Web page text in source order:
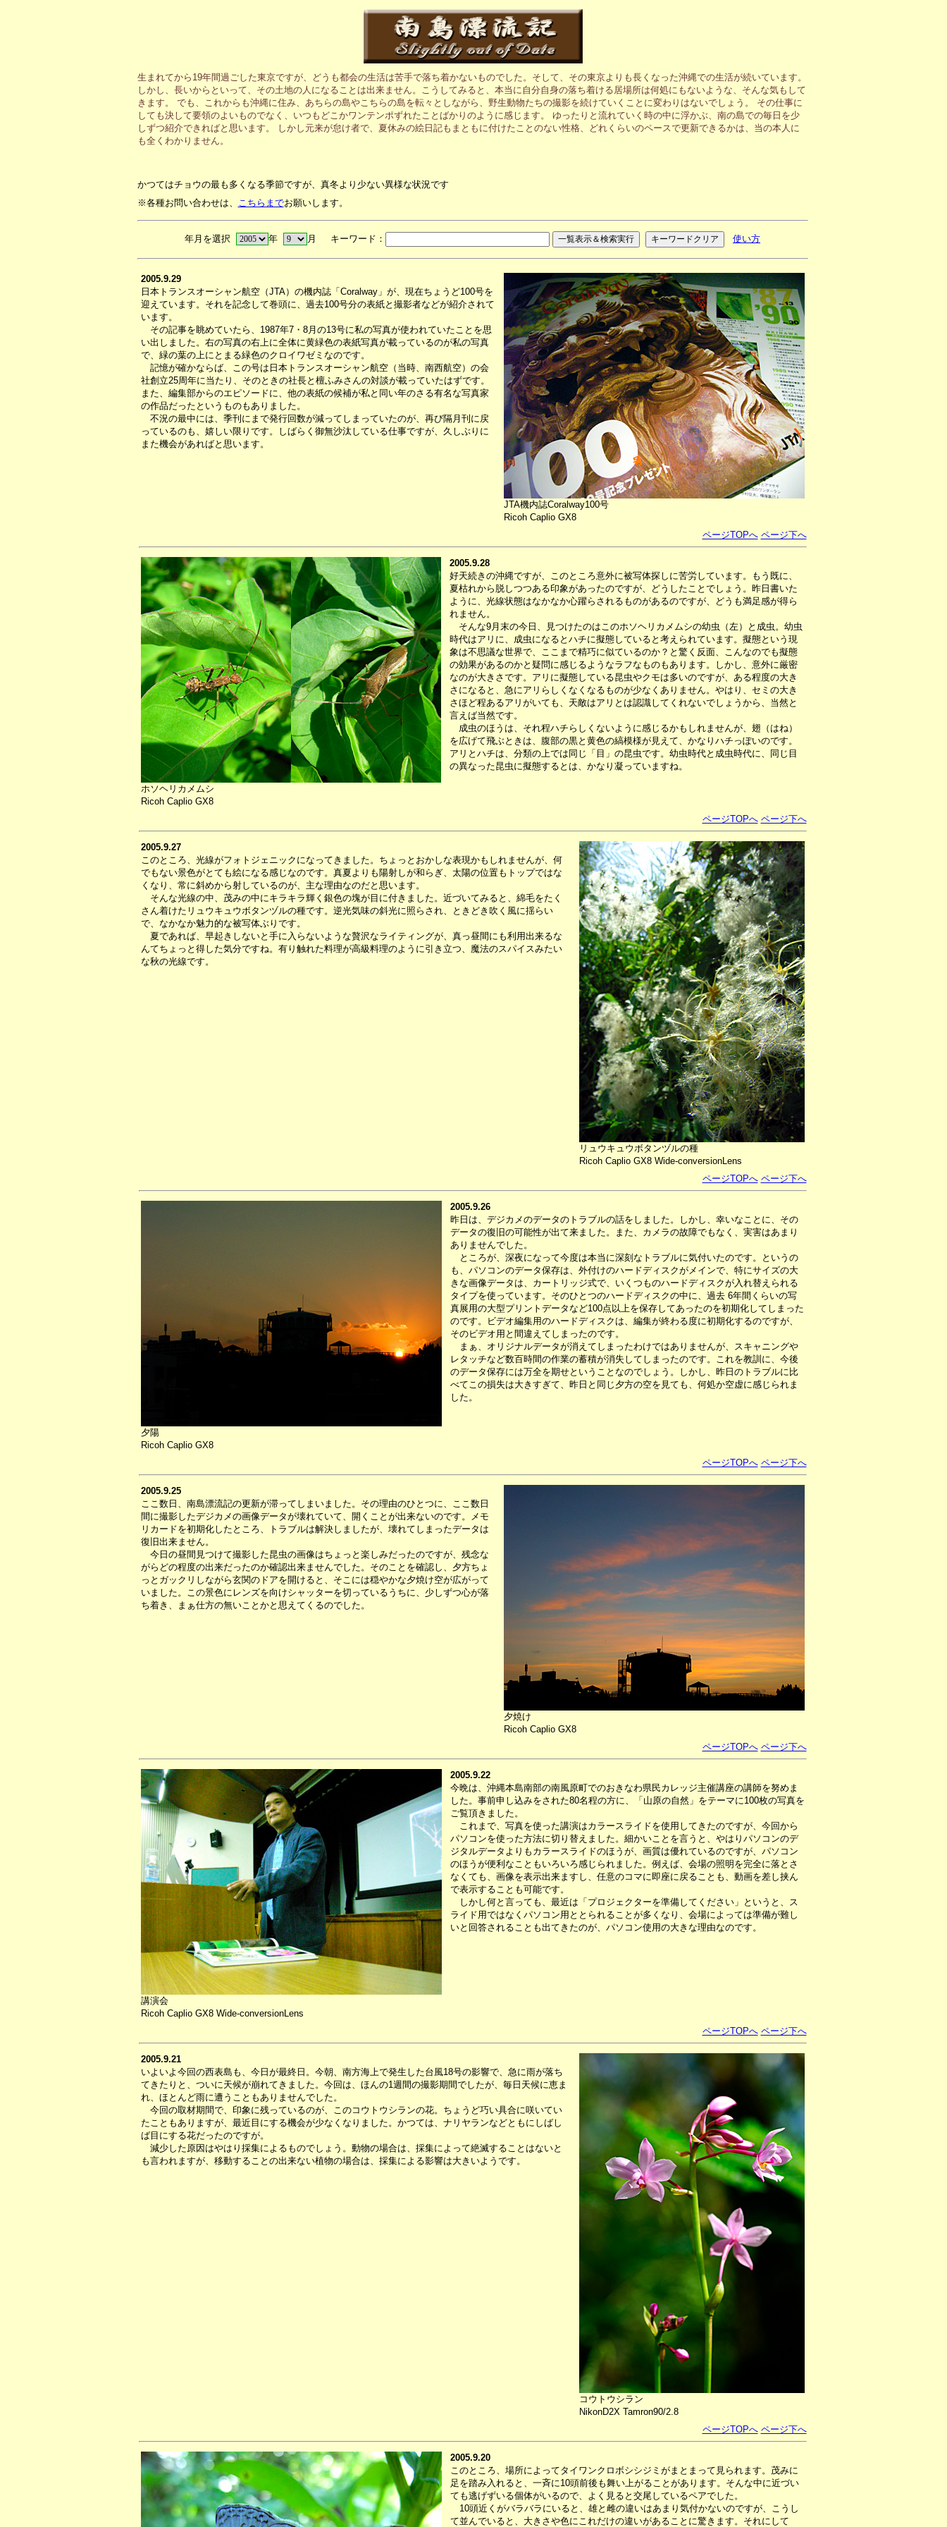
生まれてから19年間過ごした東京ですが、どうも都会の生活は苦手で落ち着かないものでした。そして、その東京よりも長くなった沖縄での生活が続いています。
しかし、長いからといって、その土地の人になることは出来ません。こうしてみると、本当に自分自身の落ち着ける居場所は何処にもないような、そんな気もして
きます。 でも、これからも沖縄に住み、あちらの島やこちらの島を転々としながら、野生動物たちの撮影を続けていくことに変わりはないでしょう。 その仕事に
しても決して要領のよいものでなく、いつもどこかワンテンポずれたことばかりのように感じます。 ゆったりと流れていく時の中に浮かぶ、南の島での毎日を少
しずつ紹介できればと思います。 しかし元来が怠け者で、夏休みの絵日記もまともに付けたことのない性格、どれくらいのペースで更新できるかは、当の本人に
も全くわかりません。
かつてはチョウの最も多くなる季節ですが、真冬より少ない異様な状況です
※各種お問い合わせは、 こちらまでお願いします。
年月を選択 年 月 キーワード： 使い方
2005.9.29
日本トランスオーシャン航空（JTA）の機内誌「Coralway」が、現在ちょうど100号を
迎えています。それを記念して巻頭に、過去100号分の表紙と撮影者などが紹介されて
います。
その記事を眺めていたら、1987年7・8月の13号に私の写真が使われていたことを思
い出しました。右の写真の右上に全体に黄緑色の表紙写真が載っているのが私の写真
で、緑の葉の上にとまる緑色のクロイワゼミなのです。
記憶が確かならば、この号は日本トランスオーシャン航空（当時、南西航空）の会
社創立25周年に当たり、そのときの社長と檀ふみさんの対談が載っていたはずです。
また、編集部からのエピソードに、他の表紙の候補が私と同い年のさる有名な写真家
の作品だったというものもありました。
不況の最中には、季刊にまで発行回数が減ってしまっていたのが、再び隔月刊に戻
っているのも、嬉しい限りです。しばらく御無沙汰している仕事ですが、久しぶりに
また機会があればと思います。
JTA機内誌Coralway100号
Ricoh Caplio GX8
ページTOPへ ページ下へ
ホソヘリカメムシ
Ricoh Caplio GX8
2005.9.28
好天続きの沖縄ですが、このところ意外に被写体探しに苦労しています。もう既に、
夏枯れから脱しつつある印象があったのですが、どうしたことでしょう。昨日書いた
ように、光線状態はなかなか心躍らされるものがあるのですが、どうも満足感が得ら
れません。
そんな9月末の今日、見つけたのはこのホソヘリカメムシの幼虫（左）と成虫。幼虫
時代はアリに、成虫になるとハチに擬態していると考えられています。擬態という現
象は不思議な世界で、ここまで精巧に似ているのか？と驚く反面、こんなのでも擬態
の効果があるのかと疑問に感じるようなラフなものもあります。しかし、意外に厳密
なのが大きさです。アリに擬態している昆虫やクモは多いのですが、ある程度の大き
さになると、急にアリらしくなくなるものが少なくありません。やはり、セミの大き
さほど程あるアリがいても、天敵はアリとは認識してくれないでしょうから、当然と
言えば当然です。
成虫のほうは、それ程ハチらしくないように感じるかもしれませんが、翅（はね）
を広げて飛ぶときは、腹部の黒と黄色の縞模様が見えて、かなりハチっぽいのです。
アリとハチは、分類の上では同じ「目」の昆虫です。幼虫時代と成虫時代に、同じ目
の異なった昆虫に擬態するとは、かなり凝っていますね。
ページTOPへ ページ下へ
2005.9.27
このところ、光線がフォトジェニックになってきました。ちょっとおかしな表現かもしれませんが、何
でもない景色がとても絵になる感じなのです。真夏よりも陽射しが和らぎ、太陽の位置もトップではな
くなり、常に斜めから射しているのが、主な理由なのだと思います。
そんな光線の中、茂みの中にキラキラ輝く銀色の塊が目に付きました。近づいてみると、綿毛をたく
さん着けたリュウキュウボタンヅルの種です。逆光気味の斜光に照らされ、ときどき吹く風に揺らい
で、なかなか魅力的な被写体ぶりです。
夏であれば、早起きしないと手に入らないような贅沢なライティングが、真っ昼間にも利用出来るな
んてちょっと得した気分ですね。有り触れた料理が高級料理のように引き立つ、魔法のスパイスみたい
な秋の光線です。
リュウキュウボタンヅルの種
Ricoh Caplio GX8 Wide-conversionLens
ページTOPへ ページ下へ
夕陽
Ricoh Caplio GX8
2005.9.26
昨日は、デジカメのデータのトラブルの話をしました。しかし、幸いなことに、その
データの復旧の可能性が出て来ました。また、カメラの故障でもなく、実害はあまり
ありませんでした。
ところが、深夜になって今度は本当に深刻なトラブルに気付いたのです。というの
も、パソコンのデータ保存は、外付けのハードディスクがメインで、特にサイズの大
きな画像データは、カートリッジ式で、いくつものハードディスクが入れ替えられる
タイプを使っています。そのひとつのハードディスクの中に、過去 6年間くらいの写
真展用の大型プリントデータなど100点以上を保存してあったのを初期化してしまった
のです。ビデオ編集用のハードディスクは、編集が終わる度に初期化するのですが、
そのビデオ用と間違えてしまったのです。
まぁ、オリジナルデータが消えてしまったわけではありませんが、スキャニングや
レタッチなど数百時間の作業の蓄積が消失してしまったのです。これを教訓に、今後
のデータ保存には万全を期せということなのでしょう。しかし、昨日のトラブルに比
べてこの損失は大きすぎて、昨日と同じ夕方の空を見ても、何処か空虚に感じられま
した。
ページTOPへ ページ下へ
2005.9.25
ここ数日、南島漂流記の更新が滞ってしまいました。その理由のひとつに、ここ数日
間に撮影したデジカメの画像データが壊れていて、開くことが出来ないのです。メモ
リカードを初期化したところ、トラブルは解決しましたが、壊れてしまったデータは
復旧出来ません。
今日の昼間見つけて撮影した昆虫の画像はちょっと楽しみだったのですが、残念な
がらどの程度の出来だったのか確認出来ませんでした。そのことを確認し、夕方ちょ
っとガックリしながら玄関のドアを開けると、そこには穏やかな夕焼け空が広がって
いました。この景色にレンズを向けシャッターを切っているうちに、少しずつ心が落
ち着き、まぁ仕方の無いことかと思えてくるのでした。
夕焼け
Ricoh Caplio GX8
ページTOPへ ページ下へ
講演会
Ricoh Caplio GX8 Wide-conversionLens
2005.9.22
今晩は、沖縄本島南部の南風原町でのおきなわ県民カレッジ主催講座の講師を努めま
した。事前申し込みをされた80名程の方に、「山原の自然」をテーマに100枚の写真を
ご覧頂きました。
これまで、写真を使った講演はカラースライドを使用してきたのですが、今回から
パソコンを使った方法に切り替えました。細かいことを言うと、やはりパソコンのデ
ジタルデータよりもカラースライドのほうが、画質は優れているのですが、パソコン
のほうが便利なこともいろいろ感じられました。例えば、会場の照明を完全に落とさ
なくても、画像を表示出来ますし、任意のコマに即座に戻ることも、動画を差し挟ん
で表示することも可能です。
しかし何と言っても、最近は「プロジェクターを準備してください」というと、ス
ライド用ではなくパソコン用ととられることが多くなり、会場によっては準備が難し
いと回答されることも出てきたのが、パソコン使用の大きな理由なのです。
ページTOPへ ページ下へ
2005.9.21
いよいよ今回の西表島も、今日が最終日。今朝、南方海上で発生した台風18号の影響で、急に雨が落ち
てきたりと、ついに天候が崩れてきました。今回は、ほんの1週間の撮影期間でしたが、毎日天候に恵ま
れ、ほとんど雨に遭うこともありませんでした。
今回の取材期間で、印象に残っているのが、このコウトウシランの花。ちょうど巧い具合に咲いてい
たこともありますが、最近目にする機会が少なくなりました。かつては、ナリヤランなどともにしばし
ば目にする花だったのですが。
減少した原因はやはり採集によるものでしょう。動物の場合は、採集によって絶滅することはないと
も言われますが、移動することの出来ない植物の場合は、採集による影響は大きいようです。
コウトウシラン
NikonD2X Tamron90/2.8
ページTOPへ ページ下へ
2005.9.20
このところ、場所によってタイワンクロボシシジミがまとまって見られます。茂みに
足を踏み入れると、一斉に10頭前後も舞い上がることがあります。そんな中に近づい
ても逃げずいる個体がいるので、よく見ると交尾しているペアでした。
10頭近くがバラバラにいると、雄と雌の違いはあまり気付かないのですが、こうし
て並んでいると、大きさや色にこれだけの違いがあることに驚きます。それにして